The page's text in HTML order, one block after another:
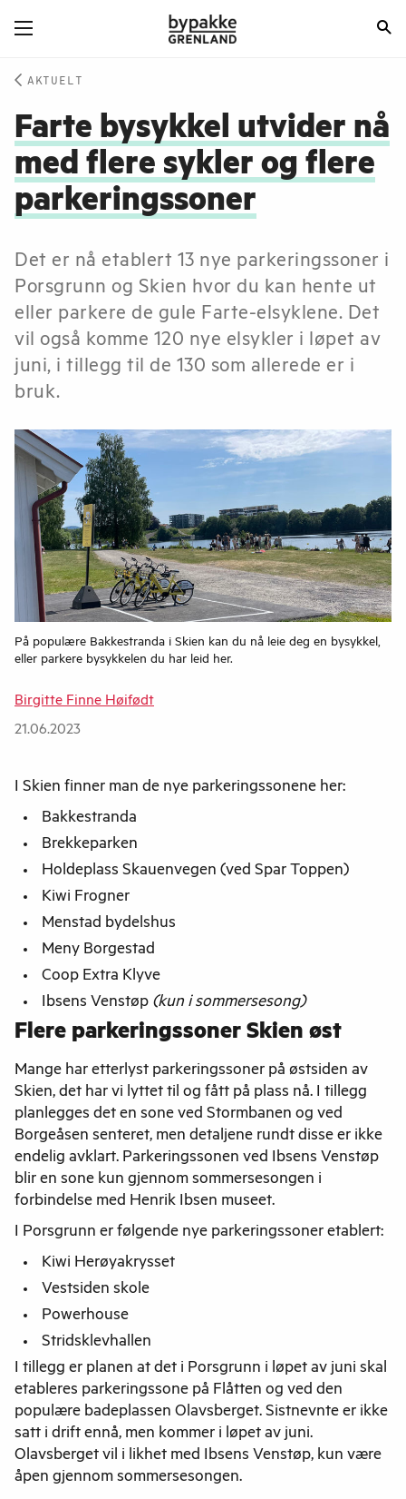
AKTUELT
Farte bysykkel utvider nå
med flere sykler og flere
parkeringssoner
Det er nå etablert 13 nye parkeringssoner i
Porsgrunn og Skien hvor du kan hente ut
eller parkere de gule Farte-elsyklene. Det
vil også komme 120 nye elsykler i løpet av
juni, i tillegg til de 130 som allerede er i
bruk.
På populære Bakkestranda i Skien kan du nå leie deg en bysykkel,
eller parkere bysykkelen du har leid her.
Birgitte Finne Høifødt
21.06.2023
I Skien finner man de nye parkeringssonene her:
Bakkestranda
Brekkeparken
Holdeplass Skauenvegen (ved Spar Toppen)
Kiwi Frogner
Menstad bydelshus
Meny Borgestad
Coop Extra Klyve
Ibsens Venstøp (kun i sommersesong)
Flere parkeringssoner Skien øst
Mange har etterlyst parkeringssoner på østsiden av
Skien, det har vi lyttet til og fått på plass nå. I tillegg
planlegges det en sone ved Stormbanen og ved
Borgeåsen senteret, men detaljene rundt disse er ikke
endelig avklart. Parkeringssonen ved Ibsens Venstøp
blir en sone kun gjennom sommersesongen i
forbindelse med Henrik Ibsen museet.
I Porsgrunn er følgende nye parkeringssoner etablert:
Kiwi Herøyakrysset
Vestsiden skole
Powerhouse
Stridsklevhallen
I tillegg er planen at det i Porsgrunn i løpet av juni skal
etableres parkeringssone på Flåtten og ved den
populære badeplassen Olavsberget. Sistnevnte er ikke
satt i drift ennå, men kommer i løpet av juni.
Olavsberget vil i likhet med Ibsens Venstøp, kun være
åpen gjennom sommersesongen.